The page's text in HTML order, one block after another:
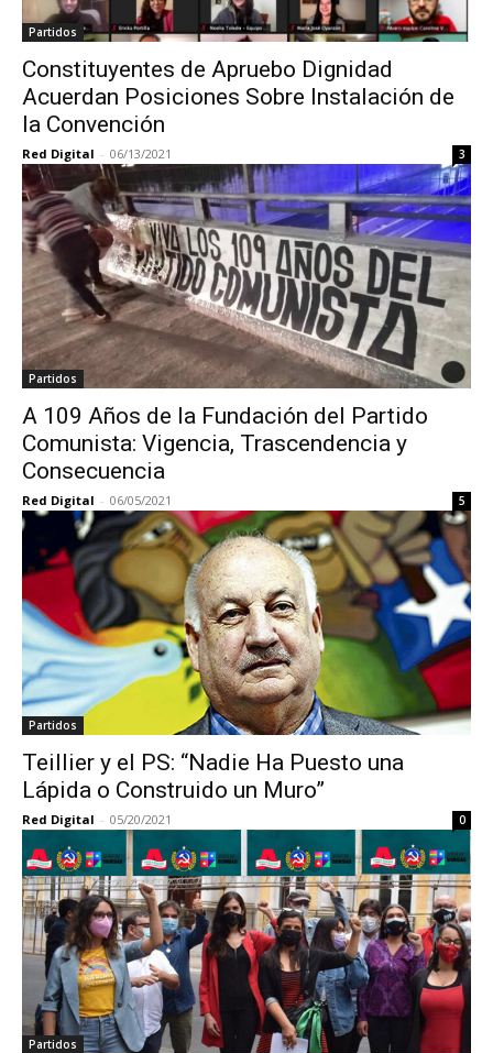
Partidos
Constituyentes de Apruebo Dignidad
Acuerdan Posiciones Sobre Instalación de
la Convención
Red Digital - 06/13/2021 3
Partidos
A 109 Años de la Fundación del Partido
Comunista: Vigencia, Trascendencia y
Consecuencia
Red Digital - 06/05/2021 5
Partidos
Teillier y el PS: “Nadie Ha Puesto una
Lápida o Construido un Muro”
Red Digital - 05/20/2021 0
Partidos